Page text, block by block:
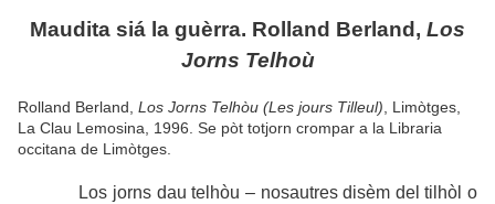
Maudita siá la guèrra. Rolland Berland, Los
Jorns Telhoù
Rolland Berland, Los Jorns Telhòu (Les jours Tilleul) , Limòtges,
La Clau Lemosina, 1996. Se pòt totjorn crompar a la Libraria
occitana de Limòtges.
Los jorns dau telhòu – nosautres disèm del tilhòl o